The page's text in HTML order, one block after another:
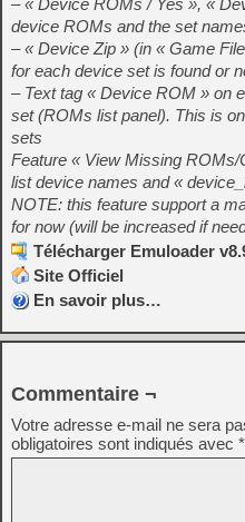
– « Device ROMs / Yes », «
device ROMs and the set
– « Device Zip » (in « Game
for each device set is found or
– Text tag « Device ROM » on
set (ROMs list panel). This is
sets
Feature « View Missing
list device names and «
NOTE: this feature support a
for now (will be increased if
Télécharger Emuloader
Site Officiel
En savoir plus…
Commentaire ¬
Votre adresse e-mail ne sera
obligatoires sont indiqués avec *